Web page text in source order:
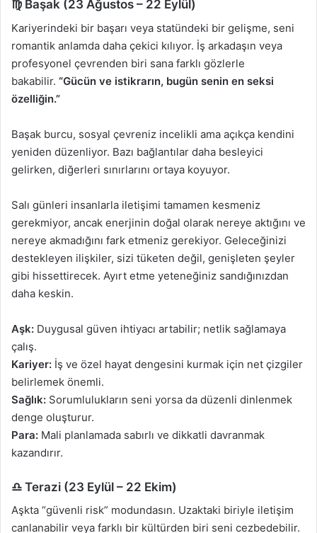
♍ Başak (23 Ağustos – 22 Eylül)
Kariyerindeki bir başarı veya statündeki bir gelişme, seni
romantik anlamda daha çekici kılıyor. İş arkadaşın veya
profesyonel çevrenden biri sana farklı gözlerle
bakabilir. “Gücün ve istikrarın, bugün senin en seksi
özelliğin.”
Başak burcu, sosyal çevreniz incelikli ama açıkça kendini
yeniden düzenliyor. Bazı bağlantılar daha besleyici
gelirken, diğerleri sınırlarını ortaya koyuyor.
Salı günleri insanlarla iletişimi tamamen kesmeniz
gerekmiyor, ancak enerjinin doğal olarak nereye aktığını ve
nereye akmadığını fark etmeniz gerekiyor. Geleceğinizi
destekleyen ilişkiler, sizi tüketen değil, genişleten şeyler
gibi hissettirecek. Ayırt etme yeteneğiniz sandığınızdan
daha keskin.
Aşk: Duygusal güven ihtiyacı artabilir; netlik sağlamaya
çalış.
Kariyer: İş ve özel hayat dengesini kurmak için net çizgiler
belirlemek önemli.
Sağlık: Sorumlulukların seni yorsa da düzenli dinlenmek
denge oluşturur.
Para: Mali planlamada sabırlı ve dikkatli davranmak
kazandırır.
♎ Terazi (23 Eylül – 22 Ekim)
Aşkta “güvenli risk” modundasın. Uzaktaki biriyle iletişim
canlanabilir veya farklı bir kültürden biri seni cezbedebilir.